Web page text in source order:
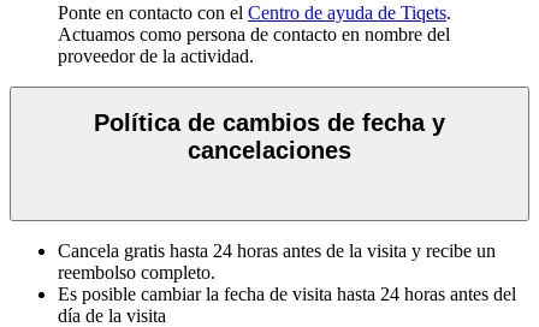
Ponte en contacto con el Centro de ayuda de Tiqets.
Actuamos como persona de contacto en nombre del
proveedor de la actividad.
Política de cambios de fecha y
cancelaciones
Cancela gratis hasta 24 horas antes de la visita y recibe un
reembolso completo.
Es posible cambiar la fecha de visita hasta 24 horas antes del
día de la visita